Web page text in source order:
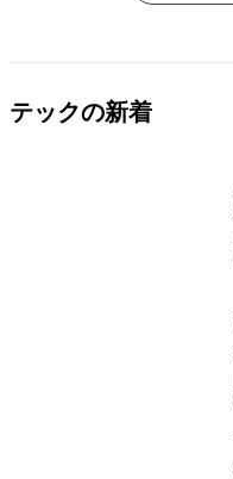
テックの新着